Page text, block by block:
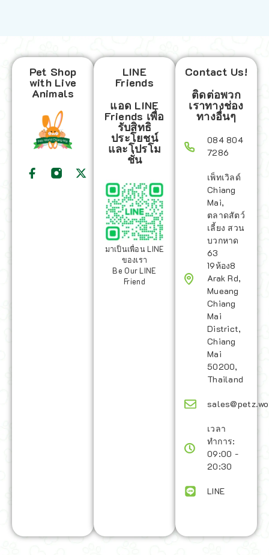
Pet Shop
with Live
Animals
LINE
Friends
แอด LINE
Friends เพื่อ
รับสิทธิ
ประโยชน์
และโปรโม
ชั่น
มาเป็นเพื่อน LINE
ของเรา
Be Our LINE
Friend
Contact Us!
ติดต่อพวก
เราทางช่อง
ทางอื่นๆ
084 804
7286
เพ็ทเวิลด์
Chiang
Mai,
ตลาดสัตว์
เลี้ยง สวน
บวกหาด
63
19ห้อง8
Arak Rd,
Mueang
Chiang
Mai
District,
Chiang
Mai
50200,
Thailand
เวลา
ทำการ:
09:00 -
20:30
LINE